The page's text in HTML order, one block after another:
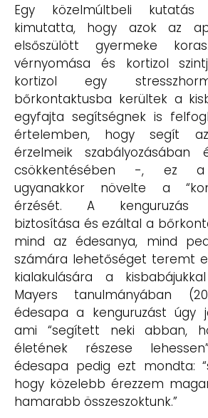
Egy közelmúltbeli kutatás
kimutatta, hogy azok az
elsőszülött gyermeke
vérnyomása és kortizol
kortizol egy
bőrkontaktusba kerültek a
egyfajta segítségnek is
értelemben, hogy segít
érzelmeik
csökkentésében -, ez a
ugyanakkor növelte a
érzését. A kenguruzás
biztosítása és ezáltal a
mind az édesanya, mind
számára lehetőséget teremt
kialakulására a
Mayers tanulmányában
édesapa a kenguruzást úgy
ami “segített neki abban,
életének részese
édesapa pedig ezt mondta:
hogy közelebb érezzem
hamarabb összeszoktunk.”